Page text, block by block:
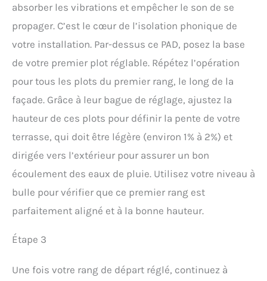
absorber les vibrations et empêcher le son de se
propager. C’est le cœur de l’isolation phonique de
votre installation. Par-dessus ce PAD, posez la base
de votre premier plot réglable. Répétez l’opération
pour tous les plots du premier rang, le long de la
façade. Grâce à leur bague de réglage, ajustez la
hauteur de ces plots pour définir la pente de votre
terrasse, qui doit être légère (environ 1% à 2%) et
dirigée vers l’extérieur pour assurer un bon
écoulement des eaux de pluie. Utilisez votre niveau à
bulle pour vérifier que ce premier rang est
parfaitement aligné et à la bonne hauteur.
Étape 3
Une fois votre rang de départ réglé, continuez à